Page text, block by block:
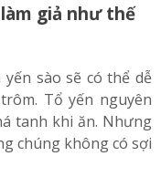
giả như thế
sào sẽ có thể dễ
Tổ yến nguyên
tanh khi ăn. Nhưng
chúng không có sợi